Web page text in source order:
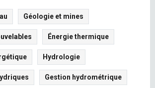
Géologie et mines
Énergie thermique
Hydrologie
Gestion hydrométrique